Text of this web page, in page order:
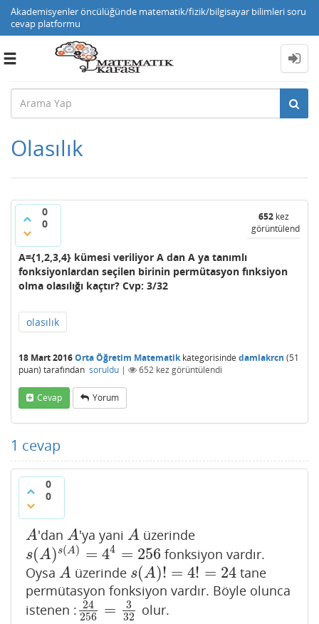
Akademisyenler öncülüğünde matematik/fizik/bilgisayar bilimleri soru
cevap platformu
Toggle
Olasılık
0
0
652 kez
görüntülendi
A={1,2,3,4} kümesi veriliyor A dan A ya tanımlı
fonksiyonlardan seçilen birinin permütasyon fınksiyon
olma olasılığı kaçtır? Cvp: 3/32
olasılık
18 Mart 2016Orta Öğretim Matematikkategorisinde damlakrcn (51
puan) tarafından soruldu | 652 kez görüntülendi
Cevap Yorum
1 cevap
0
0
A
A 'dan A
A 'ya yani A
A üzerinde
s(A) s(A) = 44 = 256
s(A)s(A)=4 4= 256
fonksiyon vardır.
Oysa A
A üzerinde s(A)! = 4! = 24
s(A)!=4 !=24
tane
permütasyon fonksiyon vardır. Böyle olunca
istenen : 24
256
=
3
32
24256= 332 olur.